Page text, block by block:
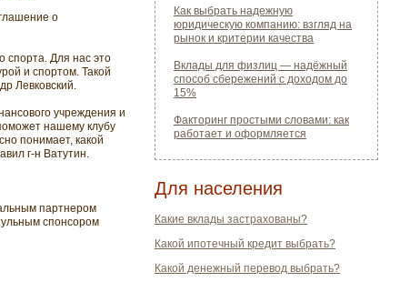
о
спорта. Для нас это
и спортом. Такой
Левковский.
учреждения и
нашему клубу
понимает, какой
г-н Ватутин.
партнером
спонсором
Как выбрать надежную
юридическую компанию: взгляд на
рынок и критерии качества
Вклады для физлиц — надёжный
способ сбережений с доходом до
15%
Факторинг простыми словами: как
работает и оформляется
Для населения
Какие вклады застрахованы?
Какой ипотечный кредит выбрать?
Какой денежный перевод выбрать?